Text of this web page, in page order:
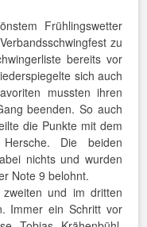
Frühlingswetter
zu
bereits vor
sich auch
mussten ihren
beenden. So auch
die Punkte mit dem
Die beiden
nichts und wurden
Note 9 belohnt.
und im dritten
Immer ein Schritt vor